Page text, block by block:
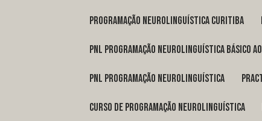
programação neurolinguística Curitiba
pnl programação neurolinguística básico ao
pnl programação neurolinguística
curso de programação neurolinguística